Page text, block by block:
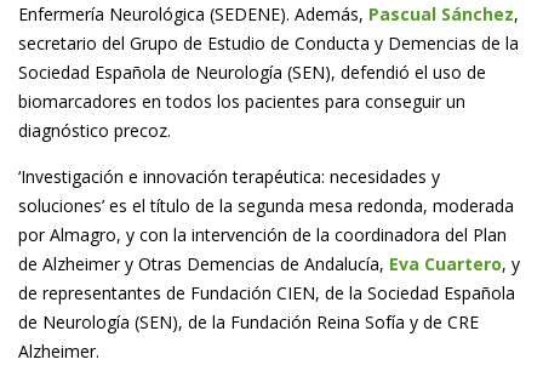
Enfermería Neurológica (SEDENE). Además, Pascual Sánchez,
secretario del Grupo de Estudio de Conducta y Demencias de la
Sociedad Española de Neurología (SEN), defendió el uso de
biomarcadores en todos los pacientes para conseguir un
diagnóstico precoz.
‘Investigación e innovación terapéutica: necesidades y
soluciones’ es el título de la segunda mesa redonda, moderada
por Almagro, y con la intervención de la coordinadora del Plan
de Alzheimer y Otras Demencias de Andalucía, Eva Cuartero, y
de representantes de Fundación CIEN, de la Sociedad Española
de Neurología (SEN), de la Fundación Reina Sofía y de CRE
Alzheimer.